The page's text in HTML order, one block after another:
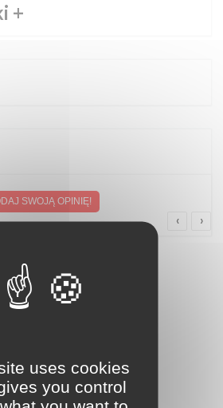
+
SWOJĄ OPINIĘ!
‹ ›
uses cookies
you control